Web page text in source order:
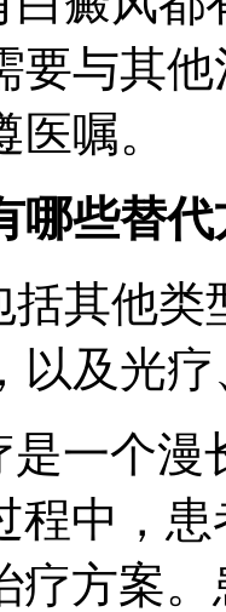
要与其
嘱。
哪些替
括其他
以及光
是一个
程中，
疗方案